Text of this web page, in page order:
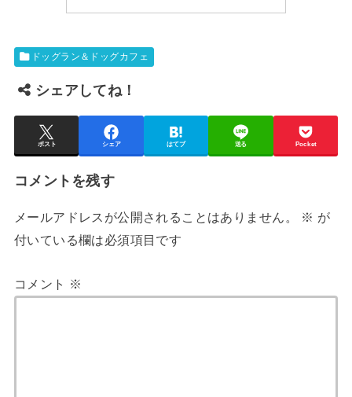
ドッグラン＆ドッグカフェ
シェアしてね！
ポスト シェア はてブ 送る Pocket
コメントを残す
メールアドレスが公開されることはありません。 ※ が
付いている欄は必須項目です
コメント ※